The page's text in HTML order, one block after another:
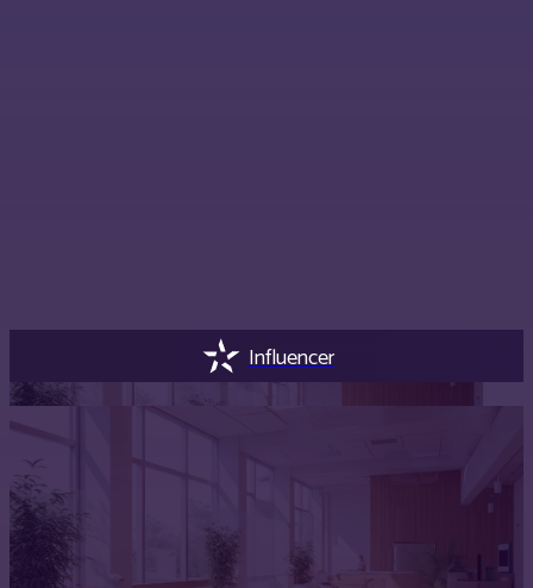
Influencer